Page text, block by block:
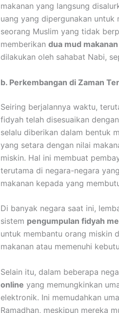
makanan yang langsung
uang yang dipergunakan
seorang Muslim yang tidak
memberikan dua mud makanan
dilakukan oleh sahabat Nabi,
b. Perkembangan di Zaman
Seiring berjalannya waktu,
fidyah telah disesuaikan
selalu diberikan dalam bentuk
yang setara dengan nilai
miskin. Hal ini membuat
terutama di negara-negara
makanan kepada yang
Di banyak negara saat ini,
sistem pengumpulan fidyah
untuk membantu orang miskin
makanan atau memenuhi
Selain itu, dalam beberapa
online yang memungkinkan
elektronik. Ini memudahkan
Ramadhan, meskipun mereka